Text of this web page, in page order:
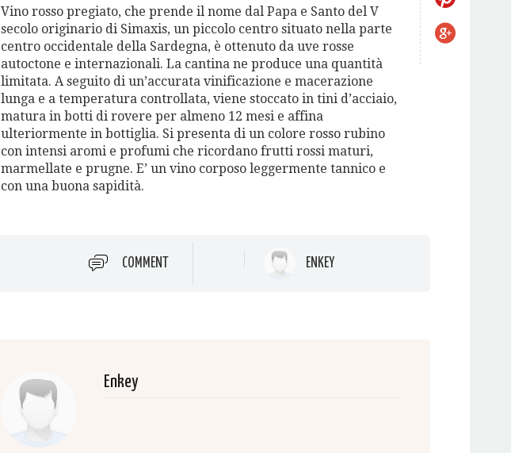
Vino rosso pregiato, che prende il nome dal Papa e Santo del V
secolo originario di Simaxis, un piccolo centro situato nella parte
centro occidentale della Sardegna, è ottenuto da uve rosse
autoctone e internazionali. La cantina ne produce una quantità
limitata. A seguito di un’accurata vinificazione e macerazione
lunga e a temperatura controllata, viene stoccato in tini d’acciaio,
matura in botti di rovere per almeno 12 mesi e affina
ulteriormente in bottiglia. Si presenta di un colore rosso rubino
con intensi aromi e profumi che ricordano frutti rossi maturi,
marmellate e prugne. E’ un vino corposo leggermente tannico e
con una buona sapidità.
COMMENT ENKEY
Enkey